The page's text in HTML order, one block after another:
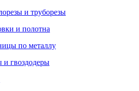
и труборезы
и полотна
по металлу
гвоздодеры